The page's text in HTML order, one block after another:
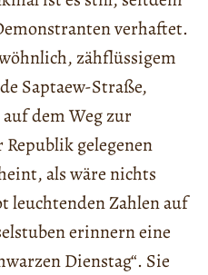
verhaftet.
zähflüssigem
Saptaew-Straße,
dem Weg zur
gelegenen
als wäre nichts
leuchtenden Zahlen auf
erinnern eine
Dienstag“. Sie